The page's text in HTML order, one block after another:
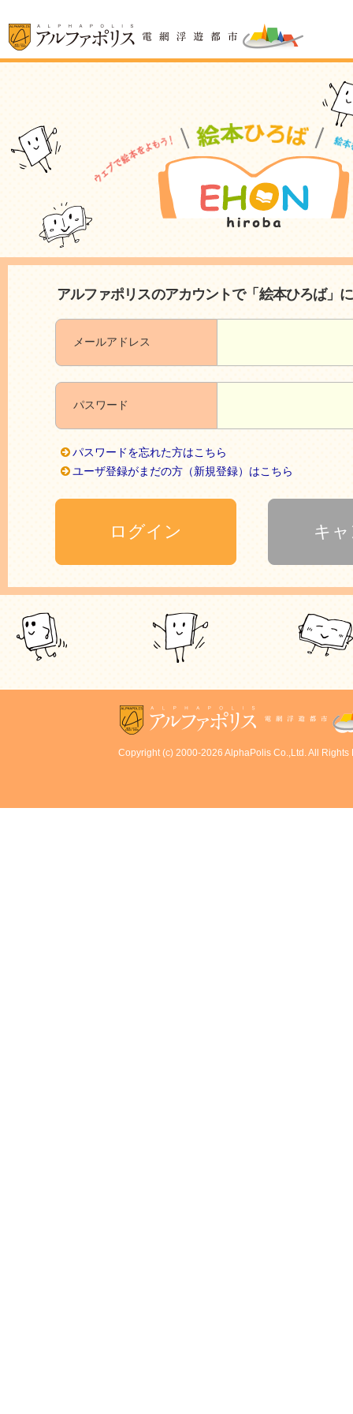
アルファポリスのアカウントで「絵本ひろば」
メールアドレス
パスワード
パスワードを忘れた方はこちら
ユーザ登録がまだの方（新規登録）はこちら
Copyright (c) 2000-2026 AlphaPolis Co.,Ltd. All Rights